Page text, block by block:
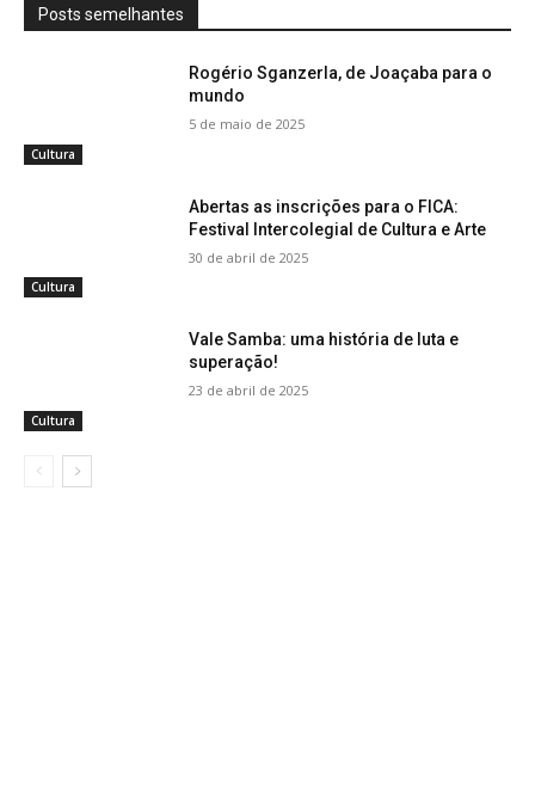
Posts semelhantes
Cultura
Rogério Sganzerla, de Joaçaba para o
mundo
5 de maio de 2025
Cultura
Abertas as inscrições para o FICA:
Festival Intercolegial de Cultura e Arte
30 de abril de 2025
Cultura
Vale Samba: uma história de luta e
superação!
23 de abril de 2025